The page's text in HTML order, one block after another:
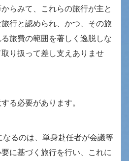
らみて、これらの旅行が主と
行と認められ、かつ、その旅
旅費の範囲を著しく逸脱しな
り扱って差し支えありませ
る必要があります。
るのは、単身赴任者が会議等
に基づく旅行を行い、これに